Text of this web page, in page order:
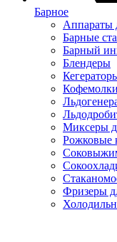
Барное
Аппараты
Барные
Барный
Блендеры
Кофемолки
Миксеры
Рожковые
Фризеры